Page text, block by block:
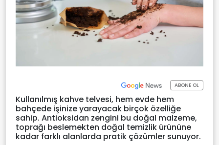
ABONE OL
Kullanılmış kahve telvesi, hem evde hem
bahçede işinize yarayacak birçok özelliğe
sahip. Antioksidan zengini bu doğal malzeme,
toprağı beslemekten doğal temizlik ürününe
kadar farklı alanlarda pratik çözümler sunuyor.